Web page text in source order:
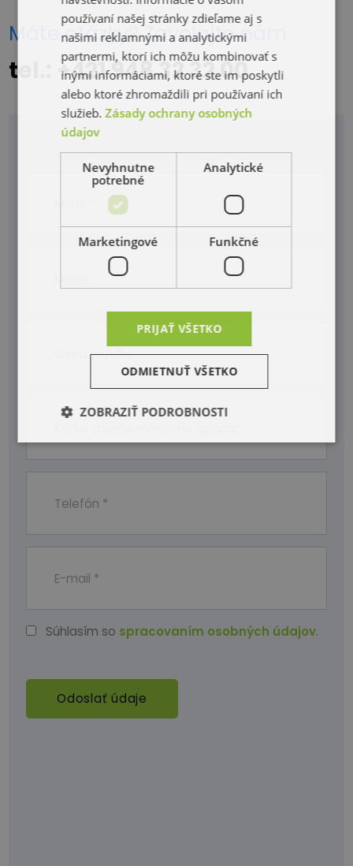
Máte otázky? Zavolajte nám
tel.: +421 948 32 32 00
Súhlasím so spracovaním osobných údajov.
Odoslať údaje
používaní našej stránky zdieľame aj s
našimi reklamnými a analytickými
partnermi, ktorí ich môžu kombinovať s
inými informáciami, ktoré ste im poskytli
alebo ktoré zhromaždili pri používaní ich
služieb.Zásady ochrany osobných
údajov
Nevyhnutne
potrebné
Analytické
Marketingové Funkčné
PRIJAŤ VŠETKO
ODMIETNUŤ VŠETKO
ZOBRAZIŤ PODROBNOSTI